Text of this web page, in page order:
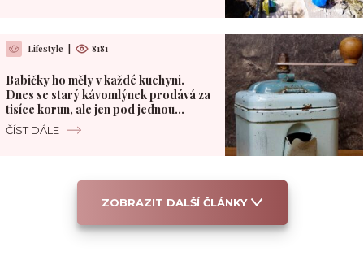
Lifestyle 8181
Babičky ho měly v každé kuchyni.
Dnes se starý kávomlýnek prodává za
tisíce korun, ale jen pod jednou
podmínkou
ČÍST DÁLE
ZOBRAZIT DALŠÍ ČLÁNKY